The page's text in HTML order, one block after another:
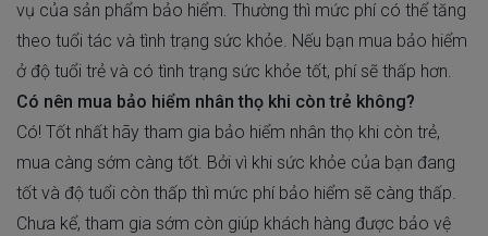
vụ của sản phẩm bảo hiểm. Thường thì mức phí có thể tăng
theo tuổi tác và tình trạng sức khỏe. Nếu bạn mua bảo hiểm
ở độ tuổi trẻ và có tình trạng sức khỏe tốt, phí sẽ thấp hơn.
Có nên mua bảo hiểm nhân thọ khi còn trẻ không?
Có! Tốt nhất hãy tham gia bảo hiểm nhân thọ khi còn trẻ,
mua càng sớm càng tốt. Bởi vì khi sức khỏe của bạn đang
tốt và độ tuổi còn thấp thì mức phí bảo hiểm sẽ càng thấp.
Chưa kể, tham gia sớm còn giúp khách hàng được bảo vệ